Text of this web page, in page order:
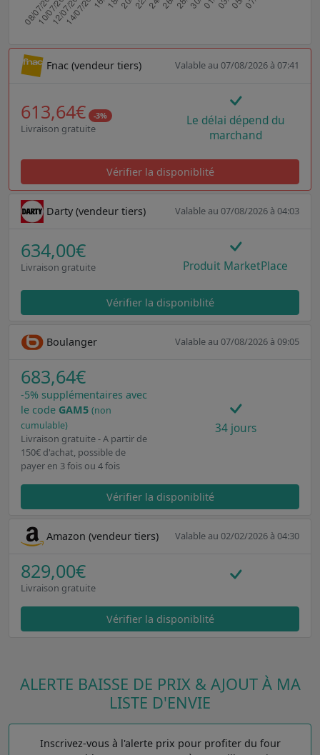
Fnac (vendeur tiers) Valable au 07/08/2026 à 07:41
613,64€ -3%
Livraison gratuite
Le délai dépend du
marchand
Vérifier la disponiblité
Darty (vendeur tiers) Valable au 07/08/2026 à 04:03
634,00€
Livraison gratuite Produit MarketPlace
Vérifier la disponiblité
Boulanger Valable au 07/08/2026 à 09:05
683,64€
-5% supplémentaires avec
le code GAM5 (non
cumulable)
Livraison gratuite - A partir de
150€ d'achat, possible de
payer en 3 fois ou 4 fois
34 jours
Vérifier la disponiblité
Amazon (vendeur tiers) Valable au 02/02/2026 à 04:30
829,00€
Livraison gratuite
Vérifier la disponiblité
ALERTE BAISSE DE PRIX & AJOUT À MA
LISTE D'ENVIE
Inscrivez-vous à l'alerte prix pour profiter du four